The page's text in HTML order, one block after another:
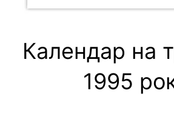
Календар на
1995